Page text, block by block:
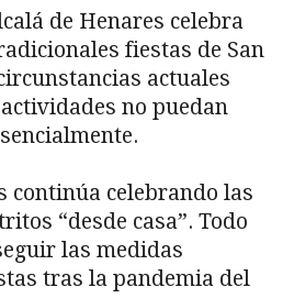
de Henares celebra
fiestas de San
actuales
no puedan
continúa celebrando las
“desde casa”. Todo
las medidas
tras la pandemia del